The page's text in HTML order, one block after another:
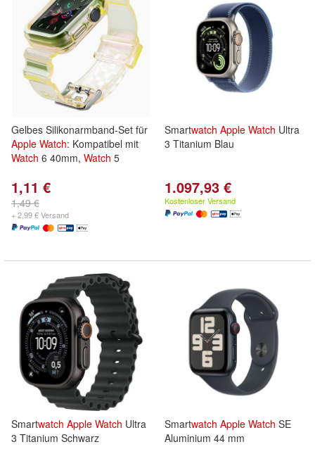
Gelbes Silikonarmband-Set für
Apple Watch: Kompatibel mit
Watch 6 40mm, Watch 5
1,11 €
1,49 €
+ 2,99 € Versand
Smartwatch Apple Watch Ultra
3 Titanium Blau
1.097,93 €
Kostenloser Versand
Smartwatch Apple Watch Ultra
3 Titanium Schwarz
Smartwatch Apple Watch SE
Aluminium 44 mm